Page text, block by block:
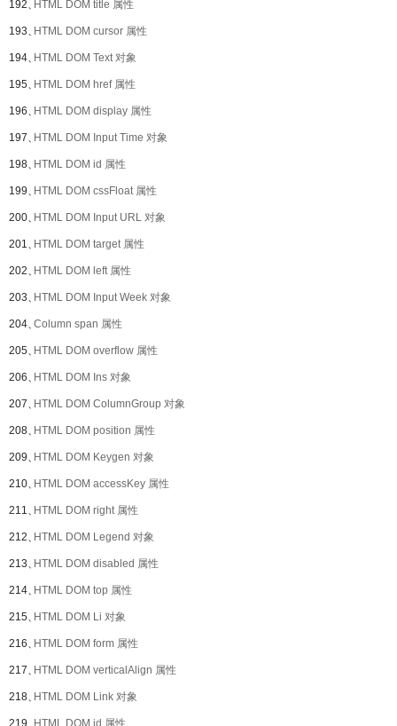
192、HTML DOM title 属性
193、HTML DOM cursor 属性
194、HTML DOM Text 对象
195、HTML DOM href 属性
196、HTML DOM display 属性
197、HTML DOM Input Time 对象
198、HTML DOM id 属性
199、HTML DOM cssFloat 属性
200、HTML DOM Input URL 对象
201、HTML DOM target 属性
202、HTML DOM left 属性
203、HTML DOM Input Week 对象
204、Column span 属性
205、HTML DOM overflow 属性
206、HTML DOM Ins 对象
207、HTML DOM ColumnGroup 对象
208、HTML DOM position 属性
209、HTML DOM Keygen 对象
210、HTML DOM accessKey 属性
211、HTML DOM right 属性
212、HTML DOM Legend 对象
213、HTML DOM disabled 属性
214、HTML DOM top 属性
215、HTML DOM Li 对象
216、HTML DOM form 属性
217、HTML DOM verticalAlign 属性
218、HTML DOM Link 对象
219、HTML DOM id 属性